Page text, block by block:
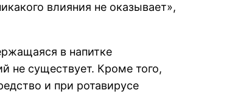
влияния не оказывает»,
в напитке
не существует. Кроме того,
и при ротавирусе